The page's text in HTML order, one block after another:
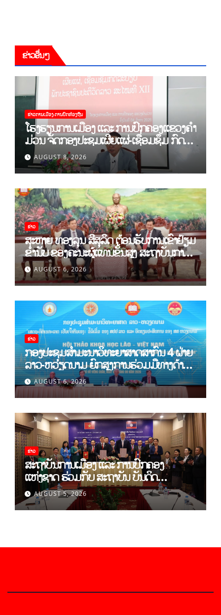
ຂ່າວອື່ນໆ
ຂ່າວການເມືອງ-ການປົກທ້ອງຖີນ
ໂຮງຮຽນການເມືອງ ແລະ ການປົກຄອງແຂວງຄຳ
ມ່ວນ ຈັດກອງປະຊຸມເຜີຍແຜ່-ເຊື່ອມຊຶມ ກົດ
ລະບຽບ ຂອງພັກປະຊາຊົນປະຕິວັດລາວ ສະໄໝ
ທີ XII.
AUGUST 8, 2026
ຂ່າວ
ສະຫາຍ ທອງລຸນ ສີສຸລິດ ຕ້ອນຮັບການເຂົ້າຢ້ຽມ
ຂຳ່ນັບ ຂອງຄະນະຜູ້ແທນຂັ້ນສູງ ສະຖາບັນການ
ເມືອງແຫ່ງຊາດ ໂຮ່ຈີມິນ ແລະ ສະຖາບັນບັນດິດ
ວິທະຍາສາດສັງຄົມຫວຽດນາມ
AUGUST 6, 2026
ຂ່າວ
ກອງປະຊຸມສໍາມະນາວິທະຍາສາດສາກົນ 4 ຝ່າຍ
ລາວ-ຫວຽດນາມ ຍົກສູງການຮ່ວມມືທາງດ້ານ
ທິດສະດີ ແລະ ພຶດຕິກໍາ ລາວ-ຫວຽດນາມ ແນໃສ່
ສ້າງເສດຖະກິດເອກະລາດເປັນເຈົ້າຕົນເອງຢ່າງ
ເຂັ້ມແຂງ
AUGUST 6, 2026
ຂ່າວ
ສະຖາບັນການເມືອງ ແລະ ການປົກຄອງ
ແຫ່ງຊາດ ຮ່ວມກັບ ສະຖາບັນ ບັນດິດ
ວິທະຍາສາດສັງຄົມ ຫວຽດນາມ ເຊັນບົດບັນທຶກ
ການຮ່ວມມືທາງດ້ານວິທະຍາສາດ (2026-
2030)
AUGUST 5, 2026